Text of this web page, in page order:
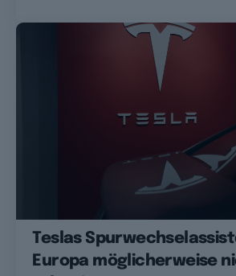
Teslas
Europa möglicherweise